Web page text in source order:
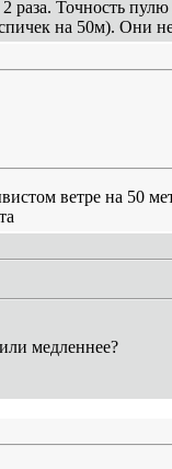
Точность
на 50м). Они
ветре на 50
медленнее?